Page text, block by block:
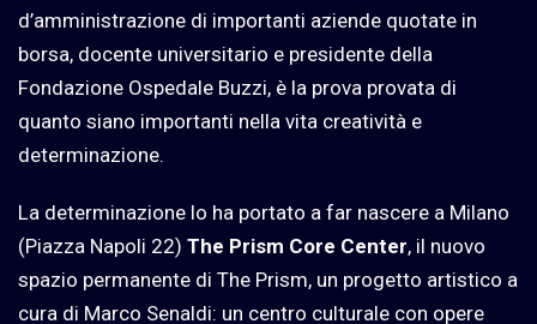
d’amministrazione di importanti aziende quotate in
borsa, docente universitario e presidente della
Fondazione Ospedale Buzzi, è la prova provata di
quanto siano importanti nella vita creatività e
determinazione.
La determinazione lo ha portato a far nascere a Milano
(Piazza Napoli 22) The Prism Core Center, il nuovo
spazio permanente di The Prism, un progetto artistico a
cura di Marco Senaldi: un centro culturale con opere